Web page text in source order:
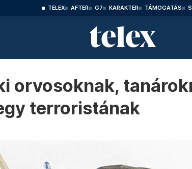
TELEX AFTER G7 KARAKTER TÁMOGATÁS
orvosoknak,
terroristának